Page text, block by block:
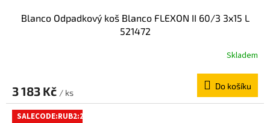
Blanco Odpadkový koš Blanco FLEXON II 60/3 3x15 L
521472
Skladem
3 183 Kč / ks
Do košíku
SALECODE:RUB2:2:%